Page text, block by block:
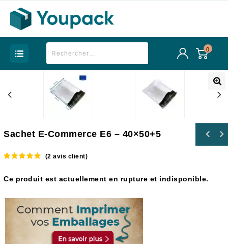
0
Sachet E-Commerce E6 – 40×50+5
(2 avis client)
Ce produit est actuellement en rupture et indisponible.